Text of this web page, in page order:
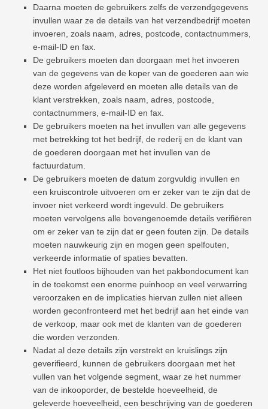
Daarna moeten de gebruikers zelfs de verzendgegevens
invullen waar ze de details van het verzendbedrijf moeten
invoeren, zoals naam, adres, postcode, contactnummers,
e-mail-ID en fax.
De gebruikers moeten dan doorgaan met het invoeren
van de gegevens van de koper van de goederen aan wie
deze worden afgeleverd en moeten alle details van de
klant verstrekken, zoals naam, adres, postcode,
contactnummers, e-mail-ID en fax.
De gebruikers moeten na het invullen van alle gegevens
met betrekking tot het bedrijf, de rederij en de klant van
de goederen doorgaan met het invullen van de
factuurdatum.
De gebruikers moeten de datum zorgvuldig invullen en
een kruiscontrole uitvoeren om er zeker van te zijn dat de
invoer niet verkeerd wordt ingevuld. De gebruikers
moeten vervolgens alle bovengenoemde details verifiëren
om er zeker van te zijn dat er geen fouten zijn. De details
moeten nauwkeurig zijn en mogen geen spelfouten,
verkeerde informatie of spaties bevatten.
Het niet foutloos bijhouden van het pakbondocument kan
in de toekomst een enorme puinhoop en veel verwarring
veroorzaken en de implicaties hiervan zullen niet alleen
worden geconfronteerd met het bedrijf aan het einde van
de verkoop, maar ook met de klanten van de goederen
die worden verzonden.
Nadat al deze details zijn verstrekt en kruislings zijn
geverifieerd, kunnen de gebruikers doorgaan met het
vullen van het volgende segment, waar ze het nummer
van de inkooporder, de bestelde hoeveelheid, de
geleverde hoeveelheid, een beschrijving van de goederen